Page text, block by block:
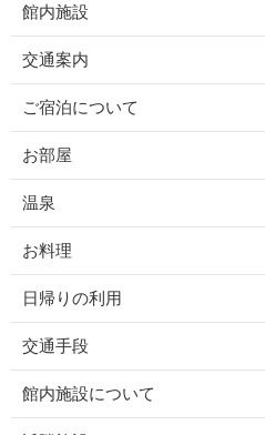
館内施設
交通案内
ご宿泊について
お部屋
温泉
お料理
日帰りの利用
交通手段
館内施設について